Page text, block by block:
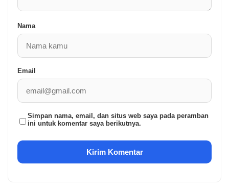
Nama
Email
Simpan nama, email, dan situs web saya pada peramban
ini untuk komentar saya berikutnya.